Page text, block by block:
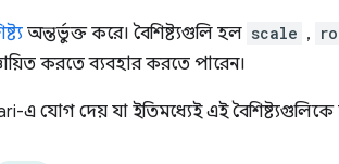
অন্তর্ভুক্ত করে। বৈশিষ্ট্যগুলি হল scale ,
করতে ব্যবহার করতে পারেন।
এ যোগ দেয় যা ইতিমধ্যেই এই বৈশিষ্ট্যগুলিকে